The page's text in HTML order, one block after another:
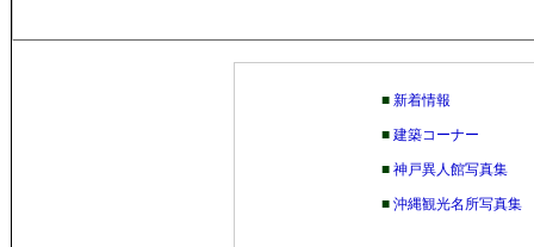
■ 新着情報
■ 建築コーナー
■ 神戸異人館写真集
■ 沖縄観光名所写真集